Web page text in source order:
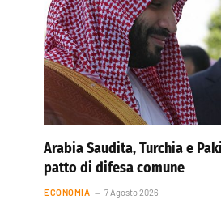
Arabia Saudita, Turchia e
patto di difesa comune
ECONOMIA 7 Agosto 2026